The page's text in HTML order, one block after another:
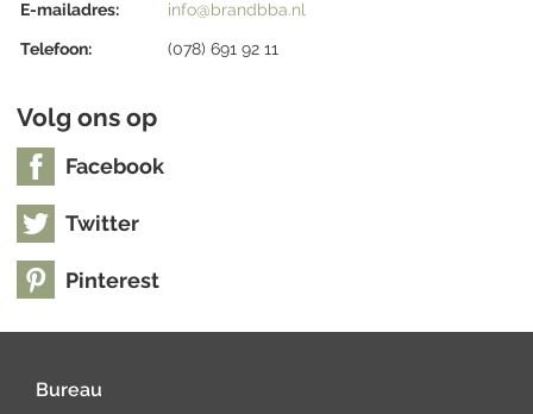
E-mailadres: info@brandbba.nl
Telefoon: (078) 691 92 11
Volg ons op
Facebook
Twitter
Pinterest
Bureau